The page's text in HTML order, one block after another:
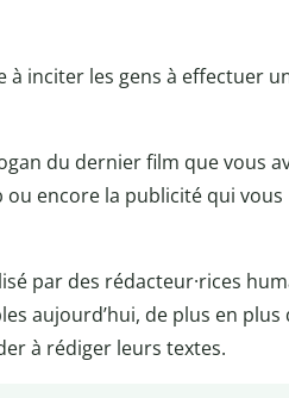
à inciter les gens à effectuer
du dernier film que vous
ou encore la publicité qui vous
par des rédacteur·rices
aujourd’hui, de plus en plus
à rédiger leurs textes.